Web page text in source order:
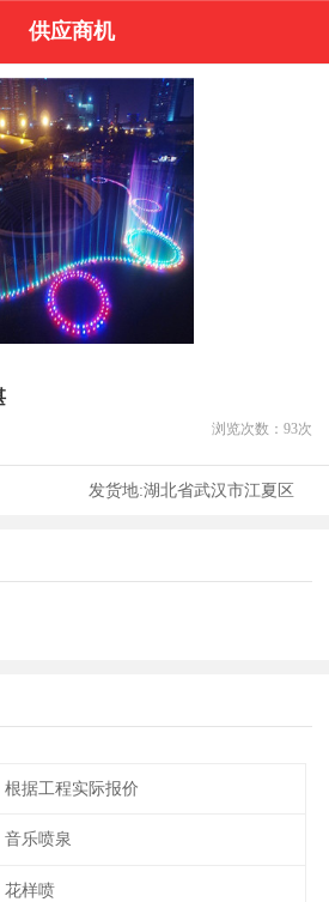
供应商机
浏览次数： 93次
发货地:湖北省武汉市江夏区
根据工程实际报价
音乐喷泉
花样喷